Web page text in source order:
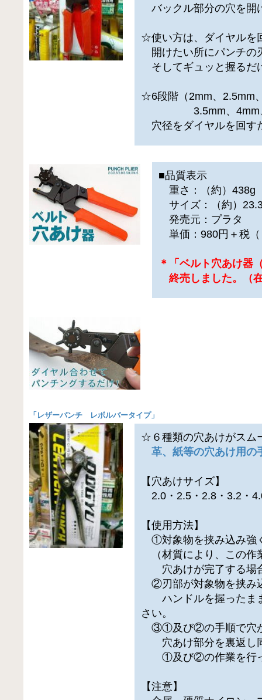
バックル部分の穴を開
☆使い方は、ダイヤルを
開けたい所にパンチの
そしてギュッと握るだ
☆6段階（2mm、2.5mm
3.5mm、4mm、
穴径をダイヤルを回す
■品質表示
重さ：（約）438g
サイズ：（約）
発売元：プラタ
単価：980円＋税（
＊「ベルト穴あけ器
終売しました。（
「 レザーパンチ レボルバータイプ」
☆６種類の穴あけがスム
革、紙等の穴あけ用の
【穴あけサイズ】
2.0・2.5・2.8・3.2・
【使用方法】
①対象物を挟み込み強
（材質により、この作
穴あけが完了する場
②刃部が対象物を挟み
ハンドルを握ったま
さい。
③①及び②の手順で穴
穴あけ部分を裏返し
①及び②の作業を行っ
【注意】